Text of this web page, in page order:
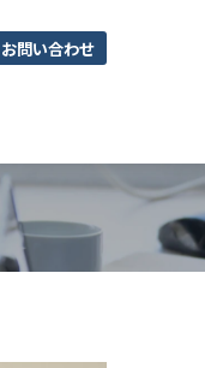
お問い合わせ